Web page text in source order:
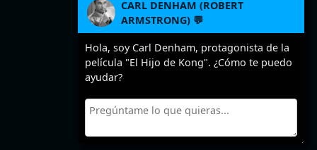
CARL DENHAM (ROBERT
ARMSTRONG) 💬
Hola, soy Carl Denham, protagonista de la
película "El Hijo de Kong". ¿Cómo te puedo
ayudar?